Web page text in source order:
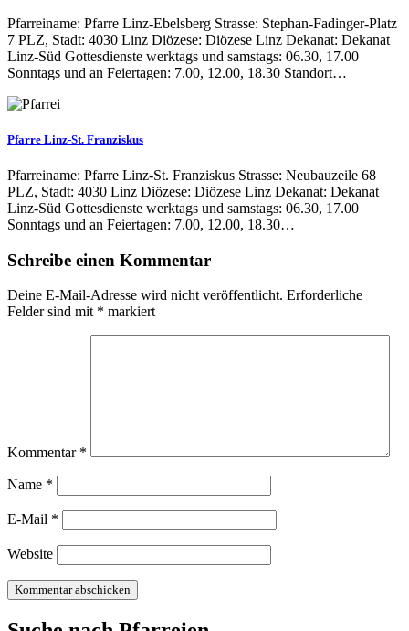
Pfarreiname: Pfarre Linz-Ebelsberg Strasse: Stephan-Fadinger-Platz
7 PLZ, Stadt: 4030 Linz Diözese: Diözese Linz Dekanat: Dekanat
Linz-Süd Gottesdienste werktags und samstags: 06.30, 17.00
Sonntags und an Feiertagen: 7.00, 12.00, 18.30 Standort…
Pfarre Linz-St. Franziskus
Pfarreiname: Pfarre Linz-St. Franziskus Strasse: Neubauzeile 68
PLZ, Stadt: 4030 Linz Diözese: Diözese Linz Dekanat: Dekanat
Linz-Süd Gottesdienste werktags und samstags: 06.30, 17.00
Sonntags und an Feiertagen: 7.00, 12.00, 18.30…
Schreibe einen Kommentar
Deine E-Mail-Adresse wird nicht veröffentlicht. Erforderliche
Felder sind mit * markiert
Kommentar *
Name *
E-Mail *
Website